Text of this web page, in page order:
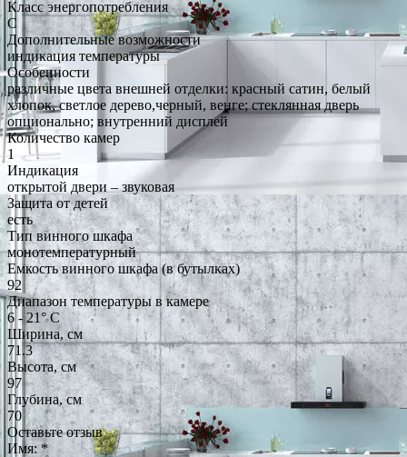
Класс энергопотребления
C
Дополнительные возможности
индикация температуры
Особенности
различные цвета внешней отделки: красный сатин, белый
хлопок, светлое дерево,черный, венге; стеклянная дверь
опционально; внутренний дисплей
Количество камер
1
Индикация
открытой двери – звуковая
Защита от детей
есть
Тип винного шкафа
монотемпературный
Емкость винного шкафа (в бутылках)
92
Диапазон температуры в камере
6 - 21° С
Ширина, см
71.3
Высота, см
97
Глубина, см
70
Оставьте отзыв
Имя:*